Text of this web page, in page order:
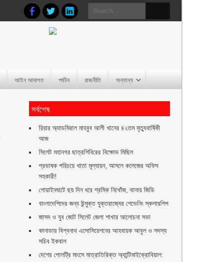
Search
for:
আইন আদালত পর্যটন রাজনীতি অন্যান্য
সর্বশেষ
রিয়ার অ্যাডমিরাল মাহবুব আলী খানের ৪২তম মৃত্যুবার্ষিকী
আজ
সিলেট মহানগর ছাত্রশিবিরের বিক্ষোভ মিছিল
প্রভাষক পরিচয়ে খাতা মূল্যায়ন, আসলে কলেজের অফিস
সহকারী!
গোয়াইনঘাটে ছয় দিন ধরে শ্রমিক নিখোঁজ, থানায় জিডি
বাংলাদেশিদের জন্য উন্মুক্ত যুক্তরাজ্যের শেভেনিং স্কলারশিপ
জাসদ ও যুব জোট সিলেট জেলা শাখার আলোচনা সভা
কানাডায় বিশ্বনাথ এসোসিয়েশনের আহবায়ক আবুল ও সদস্য
সচিব ইকবাল
দেশের পোলট্রি মাংসে মাত্রাতিরিক্ত অ্যান্টিমাইক্রোবিয়াল: